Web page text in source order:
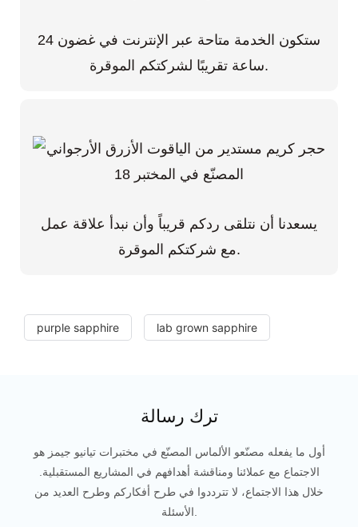
ستكون الخدمة متاحة عبر الإنترنت في غضون 24
ساعة تقريبًا لشركتكم الموقرة.
يسعدنا أن نتلقى ردكم قريباً وأن نبدأ علاقة عمل
مع شركتكم الموقرة.
purple sapphire lab grown sapphire
ترك رسالة
أول ما يفعله مصنّعو الألماس المصنّع في مختبرات تيانيو جيمز هو
الاجتماع مع عملائنا ومناقشة أهدافهم في المشاريع المستقبلية.
خلال هذا الاجتماع، لا تترددوا في طرح أفكاركم وطرح العديد من
الأسئلة.